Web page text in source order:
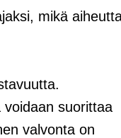
mikä
suorittaa
valvonta on